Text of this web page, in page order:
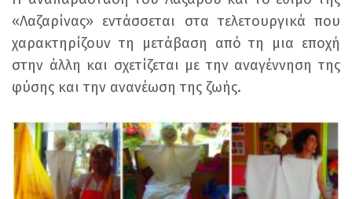
«Λαζαρίνας» εντάσσεται στα τελετουργικά που
χαρακτηρίζουν τη μετάβαση από τη μια εποχή
στην άλλη και σχετίζεται με την αναγέννηση της
φύσης και την ανανέωση της ζωής.